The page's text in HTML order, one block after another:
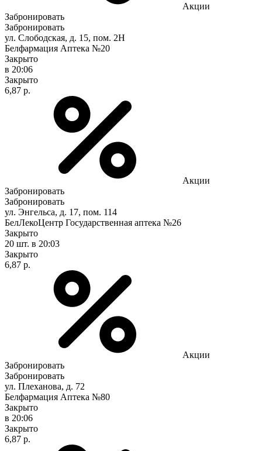
Акции
Забронировать
Забронировать
ул. Слободская, д. 15, пом. 2Н
Белфармация Аптека №20
Закрыто
в 20:06
Закрыто
6,87 р.
Акции
Забронировать
Забронировать
ул. Энгельса, д. 17, пом. 114
БелЛекоЦентр Государственная аптека №26
Закрыто
20 шт. в 20:03
Закрыто
6,87 р.
Акции
Забронировать
Забронировать
ул. Плеханова, д. 72
Белфармация Аптека №80
Закрыто
в 20:06
Закрыто
6,87 р.